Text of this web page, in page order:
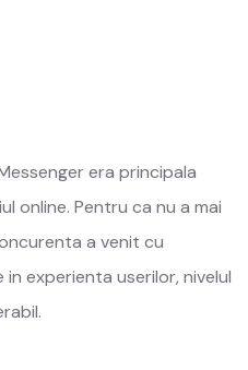
era principala
online. Pentru ca nu a mai
a venit cu
experienta userilor, nivelul